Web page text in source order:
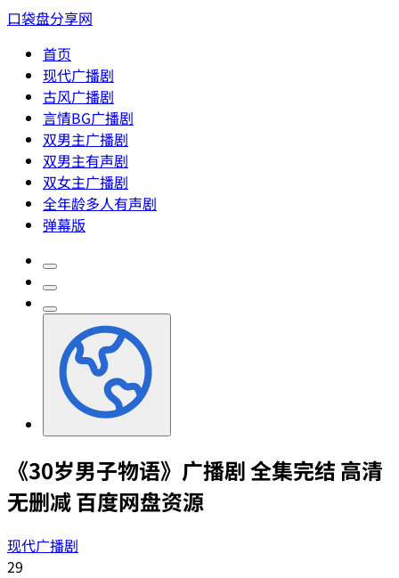
口袋盘分享网
首页
现代广播剧
古风广播剧
言情BG广播剧
双男主广播剧
双男主有声剧
双女主广播剧
全年龄多人有声剧
弹幕版
《30岁男子物语》广播剧 全集完结 高清
无删减 百度网盘资源
现代广播剧
29